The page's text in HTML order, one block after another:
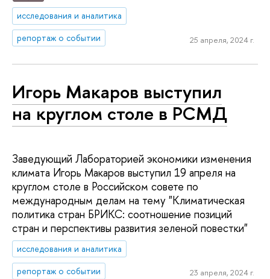
исследования и аналитика
репортаж о событии
25 апреля, 2024 г.
Игорь Макаров выступил
на круглом столе в РСМД
Заведующий Лабораторией экономики изменения
климата Игорь Макаров выступил 19 апреля на
круглом столе в Российском совете по
международным делам на тему "Климатическая
политика стран БРИКС: соотношение позиций
стран и перспективы развития зеленой повестки"
исследования и аналитика
репортаж о событии
23 апреля, 2024 г.